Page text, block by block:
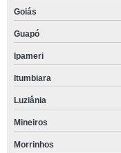
Goiás
Guapó
Ipameri
Itumbiara
Luziânia
Mineiros
Morrinhos